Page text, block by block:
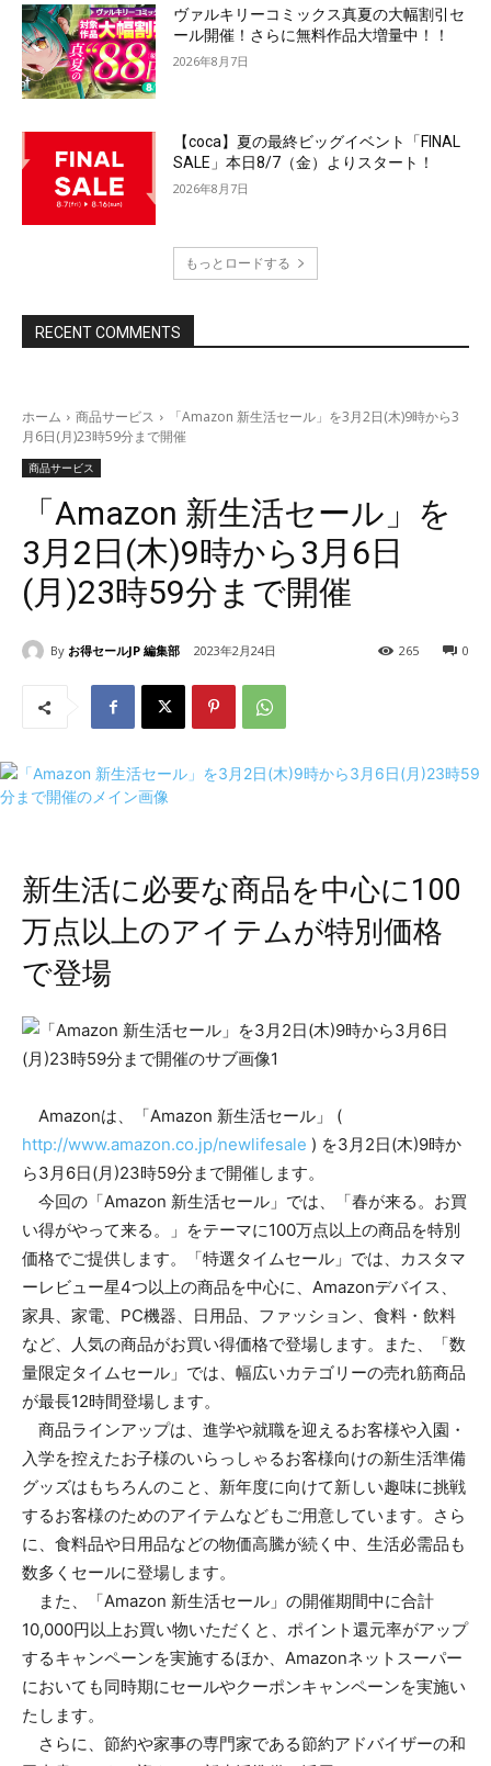
ヴァルキリーコミックス真夏の大幅割引セ
ール開催！さらに無料作品大増量中！！
2026年8月7日
【coca】夏の最終ビッグイベント「FINAL
SALE」本日8/7（金）よりスタート！
2026年8月7日
もっとロードする
RECENT COMMENTS